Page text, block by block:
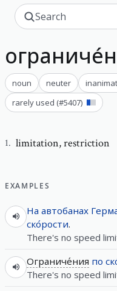
noun neuter
rarely used (#5407)
1. limitation,restriction
EXAMPLES
На автобанах
ско́рости.
There's no speed
Ограниче́ния по
There's no speed